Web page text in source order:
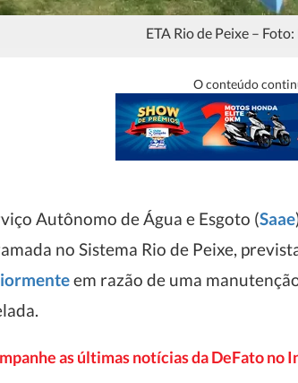
ETA Rio de Peixe –
O conteúdo
Autônomo de Água e Esgoto (Saae
no Sistema Rio de Peixe,
em razão de uma
as últimas notícias da DeFato no